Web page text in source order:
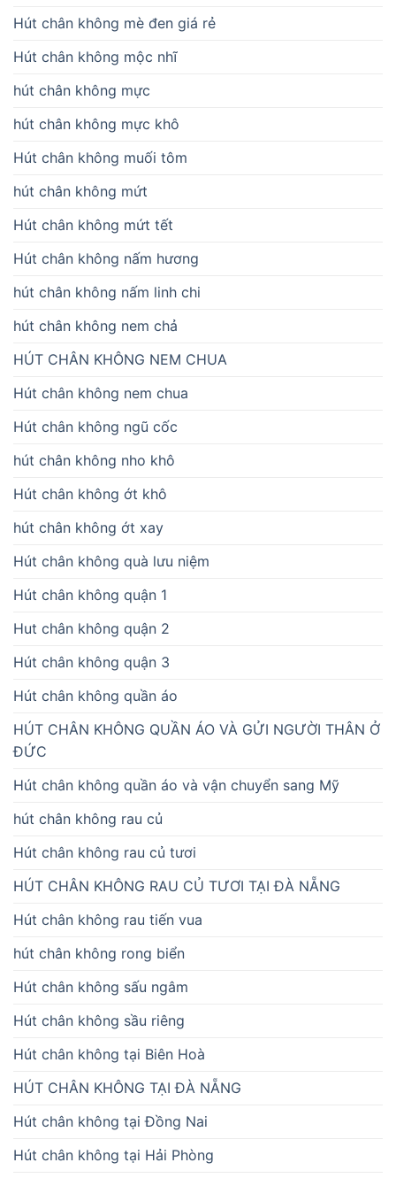
Hút chân không mè đen giá rẻ
Hút chân không mộc nhĩ
hút chân không mực
hút chân không mực khô
Hút chân không muối tôm
hút chân không mứt
Hút chân không mứt tết
Hút chân không nấm hương
hút chân không nấm linh chi
hút chân không nem chả
HÚT CHÂN KHÔNG NEM CHUA
Hút chân không nem chua
Hút chân không ngũ cốc
hút chân không nho khô
Hút chân không ớt khô
hút chân không ớt xay
Hút chân không quà lưu niệm
Hút chân không quận 1
Hut chân không quận 2
Hút chân không quận 3
Hút chân không quần áo
HÚT CHÂN KHÔNG QUẦN ÁO VÀ GỬI NGƯỜI THÂN Ở
ĐỨC
Hút chân không quần áo và vận chuyển sang Mỹ
hút chân không rau củ
Hút chân không rau củ tươi
HÚT CHÂN KHÔNG RAU CỦ TƯƠI TẠI ĐÀ NẴNG
Hút chân không rau tiến vua
hút chân không rong biển
Hút chân không sấu ngâm
Hút chân không sầu riêng
Hút chân không tại Biên Hoà
HÚT CHÂN KHÔNG TẠI ĐÀ NẴNG
Hút chân không tại Đồng Nai
Hút chân không tại Hải Phòng